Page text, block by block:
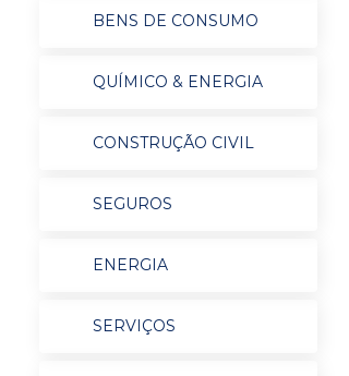
BENS DE CONSUMO
QUÍMICO & ENERGIA
CONSTRUÇÃO CIVIL
SEGUROS
ENERGIA
SERVIÇOS